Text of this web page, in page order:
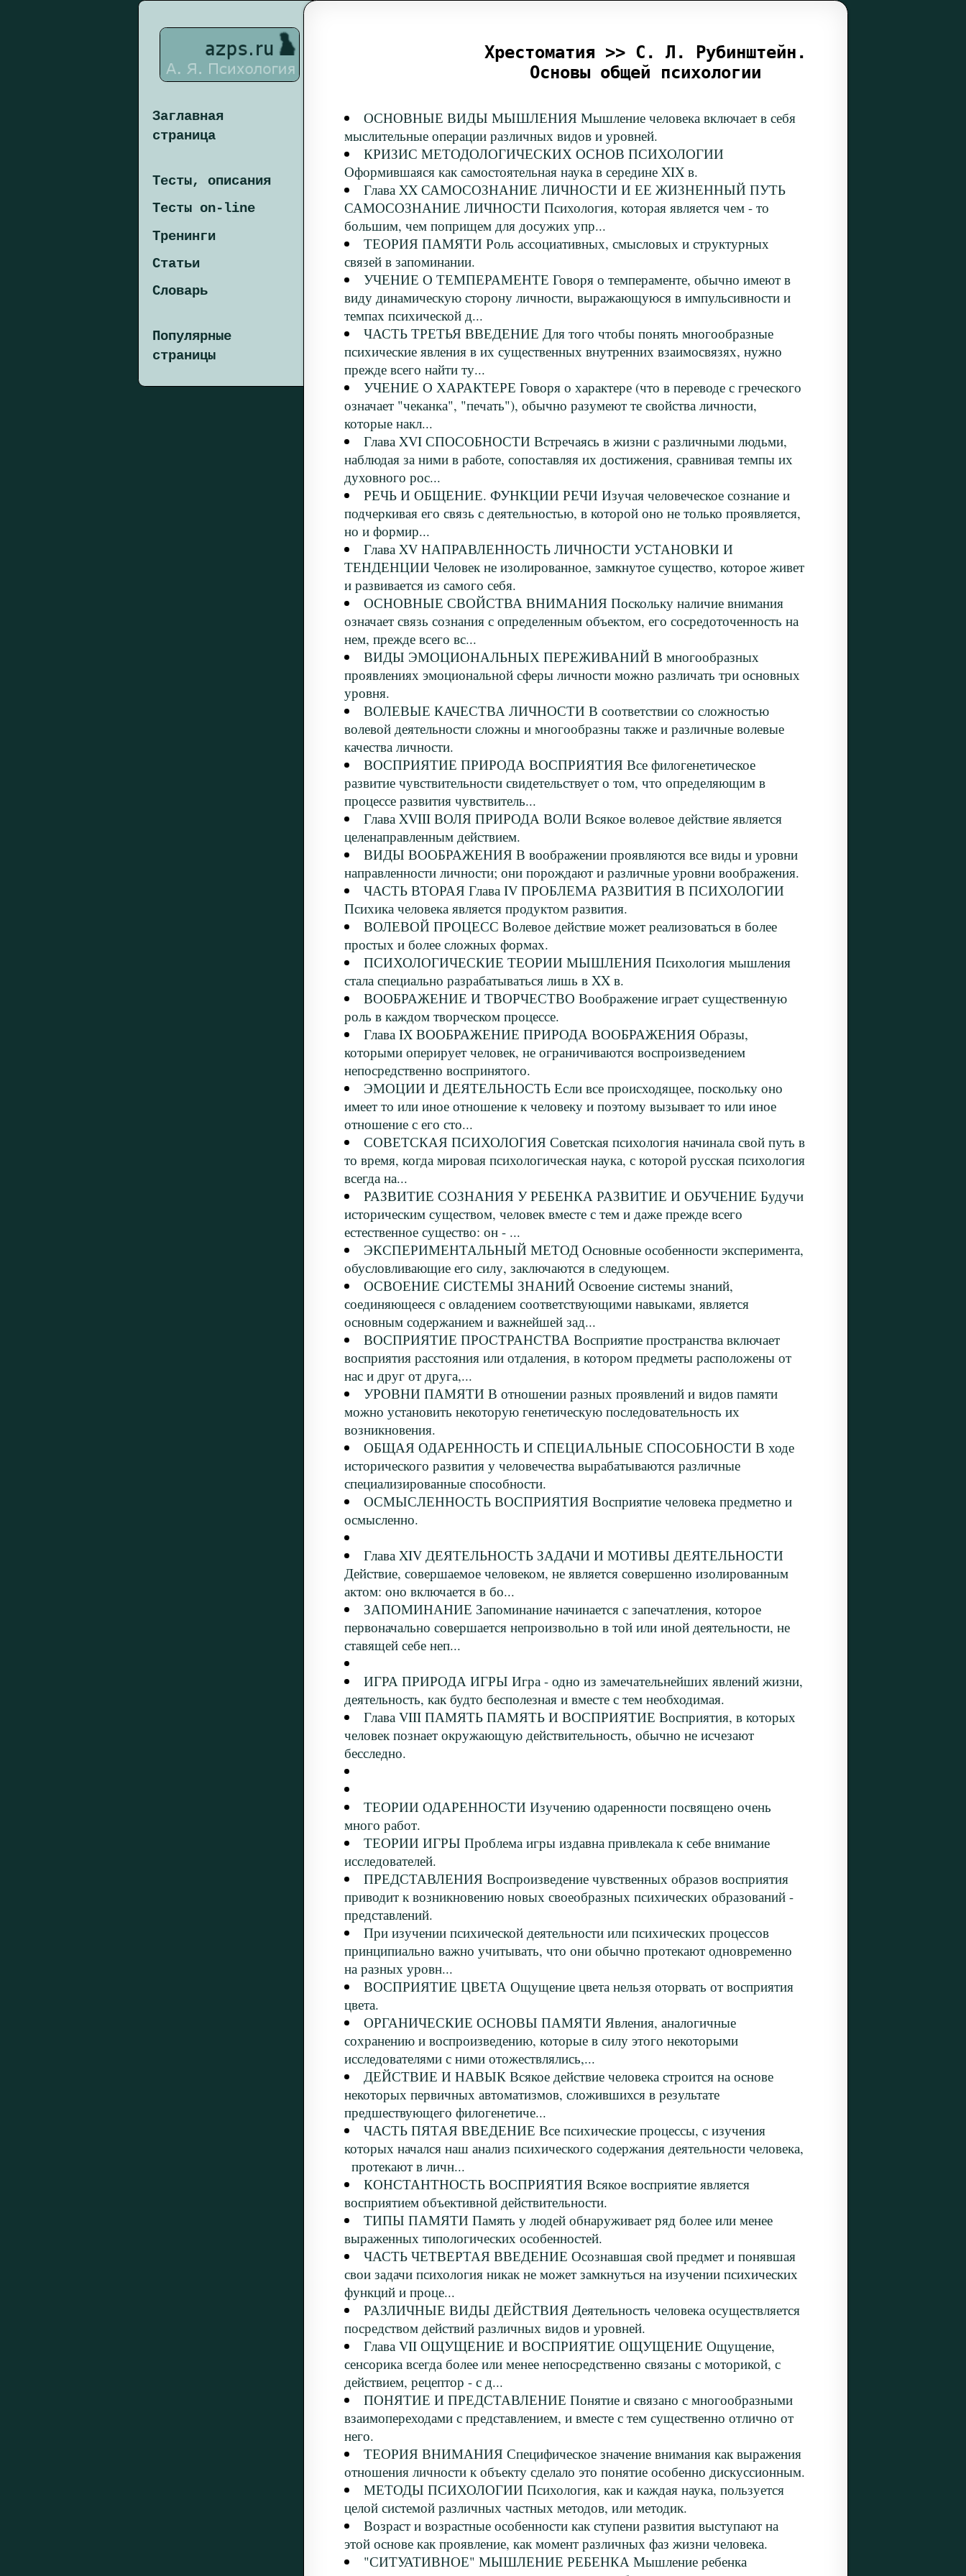
Хрестоматия >> С. Л. Рубинштейн.
Основы общей психологии
ОСНОВНЫЕ ВИДЫ МЫШЛЕНИЯ Мышление человека включает в себя
мыслительные операции различных видов и уровней.
КРИЗИС МЕТОДОЛОГИЧЕСКИХ ОСНОВ ПСИХОЛОГИИ
Оформившаяся как самостоятельная наука в середине XIX в.
Глава XX САМОСОЗНАНИЕ ЛИЧНОСТИ И ЕЕ ЖИЗНЕННЫЙ ПУТЬ
САМОСОЗНАНИЕ ЛИЧНОСТИ Психология, которая является чем - то
большим, чем поприщем для досужих упр...
ТЕОРИЯ ПАМЯТИ Роль ассоциативных, смысловых и структурных
связей в запоминании.
УЧЕНИЕ О ТЕМПЕРАМЕНТЕ Говоря о темпераменте, обычно имеют в
виду динамическую сторону личности, выражающуюся в импульсивности и
темпах психической д...
ЧАСТЬ ТРЕТЬЯ ВВЕДЕНИЕ Для того чтобы понять многообразные
психические явления в их существенных внутренних взаимосвязях, нужно
прежде всего найти ту...
УЧЕНИЕ О ХАРАКТЕРЕ Говоря о характере (что в переводе с греческого
означает "чеканка", "печать"), обычно разумеют те свойства личности,
которые накл...
Глава XVI СПОСОБНОСТИ Встречаясь в жизни с различными людьми,
наблюдая за ними в работе, сопоставляя их достижения, сравнивая темпы их
духовного рос...
РЕЧЬ И ОБЩЕНИЕ. ФУНКЦИИ РЕЧИ Изучая человеческое сознание и
подчеркивая его связь с деятельностью, в которой оно не только проявляется,
но и формир...
Глава XV НАПРАВЛЕННОСТЬ ЛИЧНОСТИ УСТАНОВКИ И
ТЕНДЕНЦИИ Человек не изолированное, замкнутое существо, которое живет
и развивается из самого себя.
ОСНОВНЫЕ СВОЙСТВА ВНИМАНИЯ Поскольку наличие внимания
означает связь сознания с определенным объектом, его сосредоточенность на
нем, прежде всего вс...
ВИДЫ ЭМОЦИОНАЛЬНЫХ ПЕРЕЖИВАНИЙ В многообразных
проявлениях эмоциональной сферы личности можно различать три основных
уровня.
ВОЛЕВЫЕ КАЧЕСТВА ЛИЧНОСТИ В соответствии со сложностью
волевой деятельности сложны и многообразны также и различные волевые
качества личности.
ВОСПРИЯТИЕ ПРИРОДА ВОСПРИЯТИЯ Все филогенетическое
развитие чувствительности свидетельствует о том, что определяющим в
процессе развития чувствитель...
Глава XVIII ВОЛЯ ПРИРОДА ВОЛИ Всякое волевое действие является
целенаправленным действием.
ВИДЫ ВООБРАЖЕНИЯ В воображении проявляются все виды и уровни
направленности личности; они порождают и различные уровни воображения.
ЧАСТЬ ВТОРАЯ Глава IV ПРОБЛЕМА РАЗВИТИЯ В ПСИХОЛОГИИ
Психика человека является продуктом развития.
ВОЛЕВОЙ ПРОЦЕСС Волевое действие может реализоваться в более
простых и более сложных формах.
ПСИХОЛОГИЧЕСКИЕ ТЕОРИИ МЫШЛЕНИЯ Психология мышления
стала специально разрабатываться лишь в XX в.
ВООБРАЖЕНИЕ И ТВОРЧЕСТВО Воображение играет существенную
роль в каждом творческом процессе.
Глава IX ВООБРАЖЕНИЕ ПРИРОДА ВООБРАЖЕНИЯ Образы,
которыми оперирует человек, не ограничиваются воспроизведением
непосредственно воспринятого.
ЭМОЦИИ И ДЕЯТЕЛЬНОСТЬ Если все происходящее, поскольку оно
имеет то или иное отношение к человеку и поэтому вызывает то или иное
отношение с его сто...
СОВЕТСКАЯ ПСИХОЛОГИЯ Советская психология начинала свой путь в
то время, когда мировая психологическая наука, с которой русская психология
всегда на...
РАЗВИТИЕ СОЗНАНИЯ У РЕБЕНКА РАЗВИТИЕ И ОБУЧЕНИЕ Будучи
историческим существом, человек вместе с тем и даже прежде всего
естественное существо: он - ...
ЭКСПЕРИМЕНТАЛЬНЫЙ МЕТОД Основные особенности эксперимента,
обусловливающие его силу, заключаются в следующем.
ОСВОЕНИЕ СИСТЕМЫ ЗНАНИЙ Освоение системы знаний,
соединяющееся с овладением соответствующими навыками, является
основным содержанием и важнейшей зад...
ВОСПРИЯТИЕ ПРОСТРАНСТВА Восприятие пространства включает
восприятия расстояния или отдаления, в котором предметы расположены от
нас и друг от друга,...
УРОВНИ ПАМЯТИ В отношении разных проявлений и видов памяти
можно установить некоторую генетическую последовательность их
возникновения.
ОБЩАЯ ОДАРЕННОСТЬ И СПЕЦИАЛЬНЫЕ СПОСОБНОСТИ В ходе
исторического развития у человечества вырабатываются различные
специализированные способности.
ОСМЫСЛЕННОСТЬ ВОСПРИЯТИЯ Восприятие человека предметно и
осмысленно.
Глава XIV ДЕЯТЕЛЬНОСТЬ ЗАДАЧИ И МОТИВЫ ДЕЯТЕЛЬНОСТИ
Действие, совершаемое человеком, не является совершенно изолированным
актом: оно включается в бо...
ЗАПОМИНАНИЕ Запоминание начинается с запечатления, которое
первоначально совершается непроизвольно в той или иной деятельности, не
ставящей себе неп...
ИГРА ПРИРОДА ИГРЫ Игра - одно из замечательнейших явлений жизни,
деятельность, как будто бесполезная и вместе с тем необходимая.
Глава VIII ПАМЯТЬ ПАМЯТЬ И ВОСПРИЯТИЕ Восприятия, в которых
человек познает окружающую действительность, обычно не исчезают
бесследно.
ТЕОРИИ ОДАРЕННОСТИ Изучению одаренности посвящено очень
много работ.
ТЕОРИИ ИГРЫ Проблема игры издавна привлекала к себе внимание
исследователей.
ПРЕДСТАВЛЕНИЯ Воспроизведение чувственных образов восприятия
приводит к возникновению новых своеобразных психических образований -
представлений.
При изучении психической деятельности или психических процессов
принципиально важно учитывать, что они обычно протекают одновременно
на разных уровн...
ВОСПРИЯТИЕ ЦВЕТА Ощущение цвета нельзя оторвать от восприятия
цвета.
ОРГАНИЧЕСКИЕ ОСНОВЫ ПАМЯТИ Явления, аналогичные
сохранению и воспроизведению, которые в силу этого некоторыми
исследователями с ними отожествлялись,...
ДЕЙСТВИЕ И НАВЫК Всякое действие человека строится на основе
некоторых первичных автоматизмов, сложившихся в результате
предшествующего филогенетиче...
ЧАСТЬ ПЯТАЯ ВВЕДЕНИЕ Все психические процессы, с изучения
которых начался наш анализ психического содержания деятельности человека,
протекают в личн...
КОНСТАНТНОСТЬ ВОСПРИЯТИЯ Всякое восприятие является
восприятием объективной действительности.
ТИПЫ ПАМЯТИ Память у людей обнаруживает ряд более или менее
выраженных типологических особенностей.
ЧАСТЬ ЧЕТВЕРТАЯ ВВЕДЕНИЕ Осознавшая свой предмет и понявшая
свои задачи психология никак не может замкнуться на изучении психических
функций и проце...
РАЗЛИЧНЫЕ ВИДЫ ДЕЙСТВИЯ Деятельность человека осуществляется
посредством действий различных видов и уровней.
Глава VII ОЩУЩЕНИЕ И ВОСПРИЯТИЕ ОЩУЩЕНИЕ Ощущение,
сенсорика всегда более или менее непосредственно связаны с моторикой, с
действием, рецептор - с д...
ПОНЯТИЕ И ПРЕДСТАВЛЕНИЕ Понятие и связано с многообразными
взаимопереходами с представлением, и вместе с тем существенно отлично от
него.
ТЕОРИЯ ВНИМАНИЯ Специфическое значение внимания как выражения
отношения личности к объекту сделало это понятие особенно дискуссионным.
МЕТОДЫ ПСИХОЛОГИИ Психология, как и каждая наука, пользуется
целой системой различных частных методов, или методик.
Возраст и возрастные особенности как ступени развития выступают на
этой основе как проявление, как момент различных фаз жизни человека.
"СИТУАТИВНОЕ" МЫШЛЕНИЕ РЕБЕНКА Мышление ребенка
Заглавная
страница
Тесты, описания
Тесты on-line
Тренинги
Статьи
Словарь
Популярные
страницы